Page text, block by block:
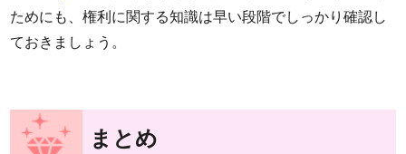
ためにも、権利に関する知識は早い段階でしっかり確認し
ておきましょう。
まとめ